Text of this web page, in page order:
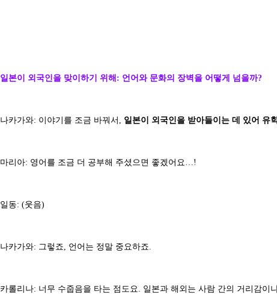
일본이 외국인을 맞이하기 위해: 언어와 문화의 장벽을 어떻게 넘을까?
나카가와: 이야기를 조금 바꿔서, 일본이 외국인을 받아들이는 데 있어 유
마리아: 영어를 조금 더 공부해 주셨으면 좋겠어요…!
일동: (웃음)
나카가와: 그렇죠, 언어는 정말 중요하죠.
카롤리나: 너무 수줍음을 타는 점도요. 일본과 해외는 사람 간의 거리감